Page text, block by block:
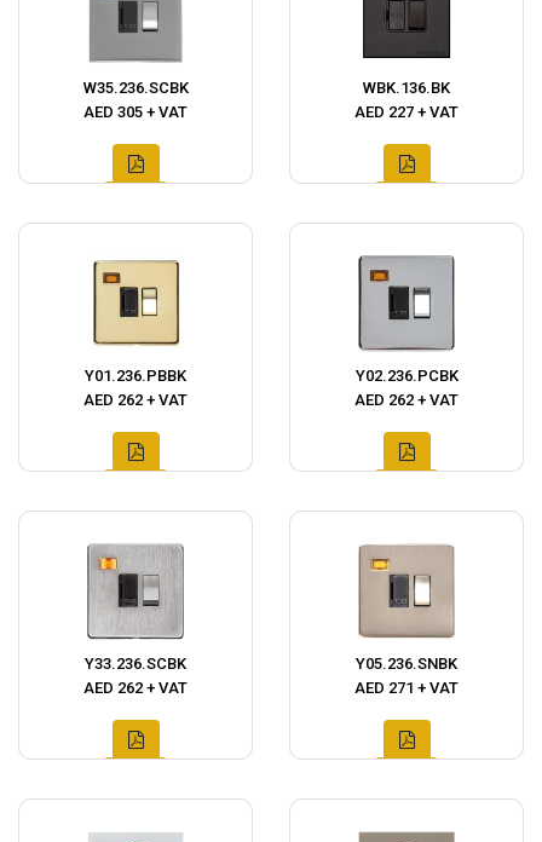
W35.236.SCBK
AED 305 + VAT
WBK.136.BK
AED 227 + VAT
Y01.236.PBBK
AED 262 + VAT
Y02.236.PCBK
AED 262 + VAT
Y33.236.SCBK
AED 262 + VAT
Y05.236.SNBK
AED 271 + VAT